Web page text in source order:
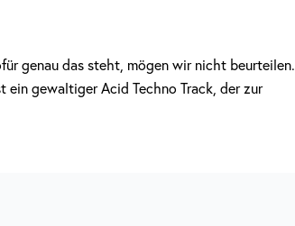
genau das steht, mögen wir nicht beurteilen.
ein gewaltiger Acid Techno Track, der zur